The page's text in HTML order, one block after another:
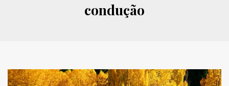
condução